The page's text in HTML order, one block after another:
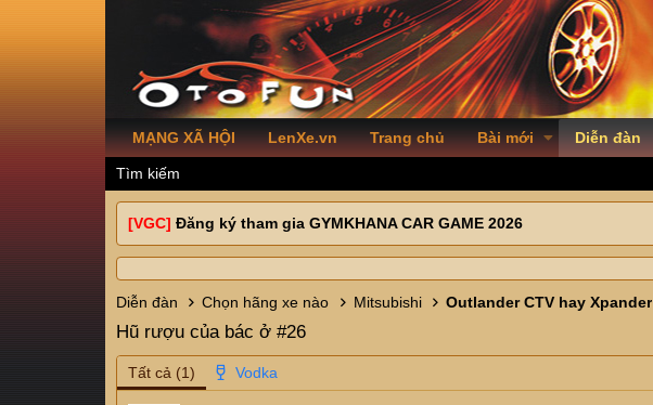
MẠNG XÃ HỘI LenXe.vn Trang chủ Bài mới Diễn đàn
Tìm kiếm
[VGC] Đăng ký tham gia GYMKHANA CAR GAME 2026
Diễn đàn Chọn hãng xe nào Mitsubishi Outlander CTV hay Xpander
Hũ rượu của bác ở #26
Tất cả (1)